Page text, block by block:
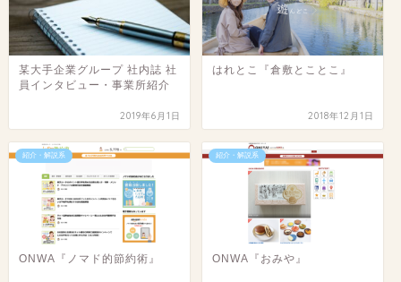
某大手企業グループ 社内誌 社
員インタビュー・事業所紹介
2019年6月1日
はれとこ『倉敷とことこ』
2018年12月1日
紹介・解説系
ONWA『ノマド的節約術』
紹介・解説系
ONWA『おみや』